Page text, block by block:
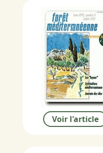
Voir l'article